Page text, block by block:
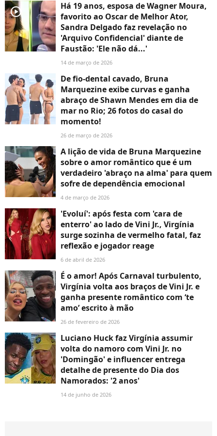
player2
Há 19 anos, esposa de Wagner Moura,
favorito ao Oscar de Melhor Ator,
Sandra Delgado faz revelação no
'Arquivo Confidencial' diante de
Faustão: 'Ele não dá...'
14 de março de 2026
De fio-dental cavado, Bruna
Marquezine exibe curvas e ganha
abraço de Shawn Mendes em dia de
mar no Rio; 26 fotos do casal do
momento!
26 de março de 2026
A lição de vida de Bruna Marquezine
sobre o amor romântico que é um
verdadeiro 'abraço na alma' para quem
sofre de dependência emocional
4 de março de 2026
'Evoluí': após festa com 'cara de
enterro' ao lado de Vini Jr., Virgínia
surge sozinha de vermelho fatal, faz
reflexão e jogador reage
6 de abril de 2026
É o amor! Após Carnaval turbulento,
Virgínia volta aos braços de Vini Jr. e
ganha presente romântico com ‘te
amo’ escrito à mão
26 de fevereiro de 2026
Luciano Huck faz Virgínia assumir
volta do namoro com Vini Jr. no
'Domingão' e influencer entrega
detalhe de presente do Dia dos
Namorados: '2 anos'
14 de junho de 2026